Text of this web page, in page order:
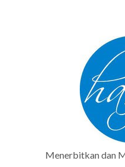
Menerbitkan dan